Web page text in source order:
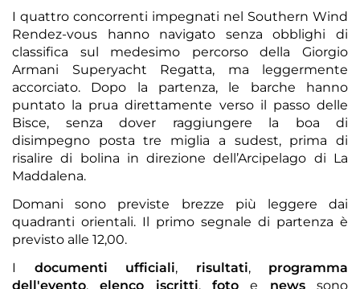
I quattro concorrenti impegnati nel Southern Wind
Rendez-vous hanno navigato senza obblighi di
classifica sul medesimo percorso della Giorgio
Armani Superyacht Regatta, ma leggermente
accorciato. Dopo la partenza, le barche hanno
puntato la prua direttamente verso il passo delle
Bisce, senza dover raggiungere la boa di
disimpegno posta tre miglia a sudest, prima di
risalire di bolina in direzione dell’Arcipelago di La
Maddalena.
Domani sono previste brezze più leggere dai
quadranti orientali. Il primo segnale di partenza è
previsto alle 12,00.
I documenti ufficiali, risultati, programma
dell'evento,elenco iscritti,foto e newssono